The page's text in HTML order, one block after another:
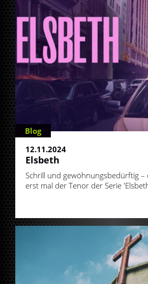
Blog
12.11.2024
Elsbeth
Schrill und gewöhnungsbedürftig –
erst mal der Tenor der Serie